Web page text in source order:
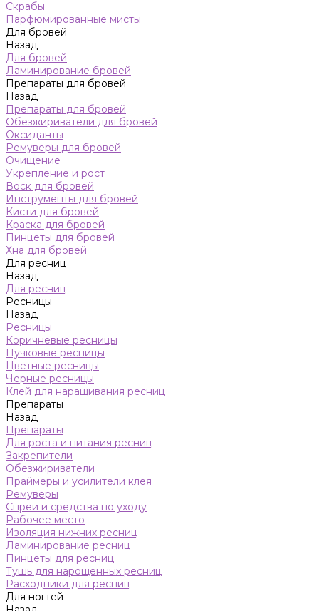
Скрабы
Парфюмированные мисты
Для бровей
Назад
Для бровей
Ламинирование бровей
Препараты для бровей
Назад
Препараты для бровей
Обезжириватели для бровей
Оксиданты
Ремуверы для бровей
Очищение
Укрепление и рост
Воск для бровей
Инструменты для бровей
Кисти для бровей
Краска для бровей
Пинцеты для бровей
Хна для бровей
Для ресниц
Назад
Для ресниц
Ресницы
Назад
Ресницы
Коричневые ресницы
Пучковые ресницы
Цветные ресницы
Черные ресницы
Клей для наращивания ресниц
Препараты
Назад
Препараты
Для роста и питания ресниц
Закрепители
Обезжириватели
Праймеры и усилители клея
Ремуверы
Спреи и средства по уходу
Рабочее место
Изоляция нижних ресниц
Ламинирование ресниц
Пинцеты для ресниц
Тушь для нарощенных ресниц
Расходники для ресниц
Для ногтей